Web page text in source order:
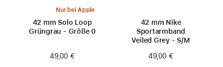
Nur bei Apple
42 mm Solo Loop
Grüngrau - Größe 0
49,00 €
42 mm Nike
Sportarmband
Veiled Grey - S/M
49,00 €